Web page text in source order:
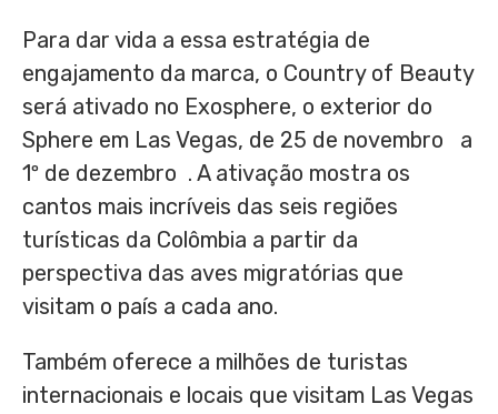
Para dar vida a essa estratégia de
engajamento da marca, o Country of Beauty
será ativado no Exosphere, o exterior do
Sphere em Las Vegas, de 25 de novembro a
1º de dezembro . A ativação mostra os
cantos mais incríveis das seis regiões
turísticas da Colômbia a partir da
perspectiva das aves migratórias que
visitam o país a cada ano.
Também oferece a milhões de turistas
internacionais e locais que visitam Las Vegas